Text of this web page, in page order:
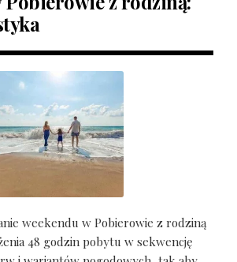
weekendu w Pobierowie z rodziną
48 godzin pobytu w sekwencję